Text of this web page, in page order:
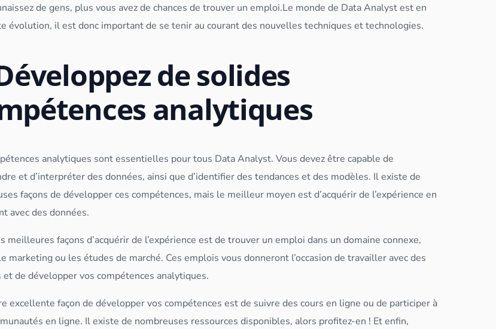
de gens, plus vous avez de chances de trouver un emploi.Le monde de Data Analystest en
évolution, il est donc important de se tenir au courant des nouvelles techniques et technologies.
de solides
analytiques
analytiques sont essentielles pour tous Data Analyst. Vous devez être capable de
et d’interpréter desdonnées, ainsi que d’identifier des tendances et des modèles. Il existe de
façons de développer ces compétences, mais le meilleur moyen est d’acquérir de l’expérience en
avec desdonnées.
meilleures façons d’acquérir de l’expérience est de trouver un emploi dans un domaine connexe,
marketing ou les études de marché. Ces emplois vous donneront l’occasion de travailler avec des
et de développer vos compétences analytiques.
excellente façon de développer vos compétences est de suivre des cours en ligne ou de participer à
en ligne. Il existe de nombreuses ressources disponibles, alors profitez-en ! Et enfin,